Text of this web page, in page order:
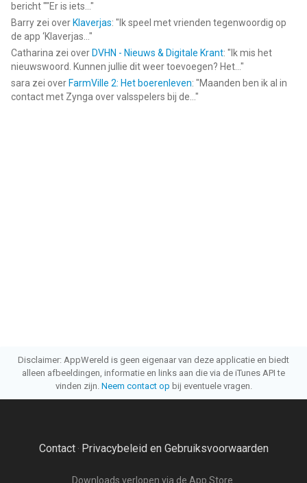
bericht ""Er is iets... "
Barry zei over Klaverjas: " Ik speel met vrienden tegenwoordig op
de app ‘Klaverjas... "
Catharina zei over DVHN - Nieuws & Digitale Krant: " Ik mis het
nieuwswoord. Kunnen jullie dit weer toevoegen? Het... "
sara zei over FarmVille 2: Het boerenleven: "Maanden ben ik al in
contact met Zynga over valsspelers bij de... "
Disclaimer: AppWereld is geen eigenaar van deze applicatie en biedt
alleen afbeeldingen, informatie en links aan die via de iTunes API te
vinden zijn. Neem contact op bij eventuele vragen.
Contact· Privacybeleid en Gebruiksvoorwaarden
Downloads verlopen via de App Store.